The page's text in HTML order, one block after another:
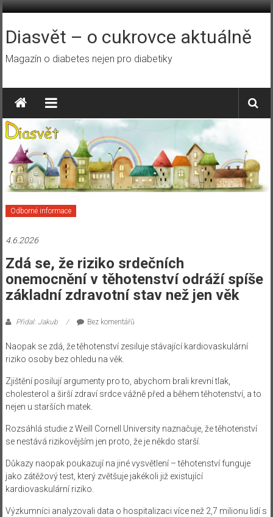
Přeskočit
obsah
Diasvět – o cukrovce aktuálně
Magazín o diabetes nejen pro diabetiky
Odborné informace
4.6.2026
Zdá se, že riziko srdečních
onemocnění v těhotenství odráží spíše
základní zdravotní stav než jen věk
Přidal: Jakub Bez komentářů
Naopak se zdá, že těhotenství zesiluje stávající kardiovaskulární
riziko osoby bez ohledu na věk.
Zjištění posilují argumenty pro to, abychom brali krevní tlak,
cholesterol a širší zdraví srdce vážně před a během těhotenství, a to
nejen u starších matek.
Rozsáhlá studie z Weill Cornell University naznačuje, že těhotenství
se nestává rizikovějším jen proto, že je někdo starší.
Důkazy naopak poukazují na jiné vysvětlení – těhotenství funguje
jako zátěžový test, který zvětšuje jakékoli již existující
kardiovaskulární riziko.
Výzkumníci analyzovali data o hospitalizaci více než 2,7 milionu lidí s